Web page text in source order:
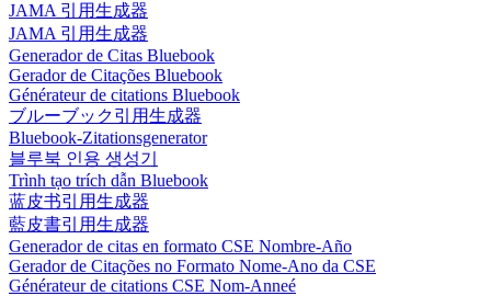
JAMA 引用生成器
JAMA 引用生成器
Generador de Citas Bluebook
Gerador de Citações Bluebook
Générateur de citations Bluebook
ブルーブック引用生成器
Bluebook-Zitationsgenerator
블루북 인용 생성기
Trình tạo trích dẫn Bluebook
蓝皮书引用生成器
藍皮書引用生成器
Generador de citas en formato CSE Nombre-Año
Gerador de Citações no Formato Nome-Ano da CSE
Générateur de citations CSE Nom-Anneé